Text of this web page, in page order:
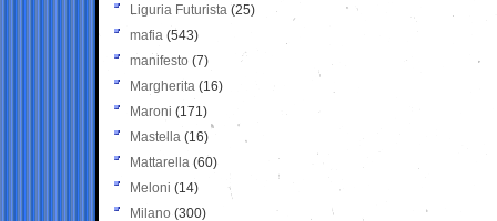
Liguria Futurista (25)
mafia (543)
manifesto (7)
Margherita (16)
Maroni (171)
Mastella (16)
Mattarella (60)
Meloni (14)
Milano (300)